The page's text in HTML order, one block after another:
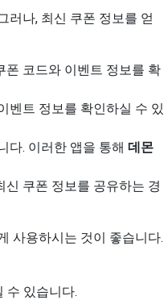
러나, 최신 쿠폰 정보를 얻
폰 코드와 이벤트 정보를 확
벤트 정보를 확인하실 수 있
다. 이러한 앱을 통해 데몬
쿠폰 정보를 공유하는 경
사용하시는 것이 좋습니다.
수 있습니다.